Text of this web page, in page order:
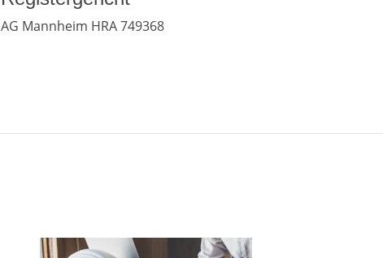
AG Mannheim HRA 749368